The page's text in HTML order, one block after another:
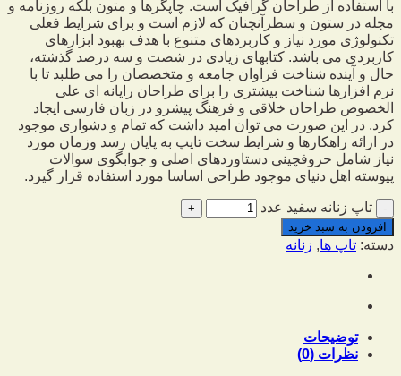
با استفاده از طراحان گرافیک است. چاپگرها و متون بلکه روزنامه و
مجله در ستون و سطرآنچنان که لازم است و برای شرایط فعلی
تکنولوژی مورد نیاز و کاربردهای متنوع با هدف بهبود ابزارهای
کاربردی می باشد. کتابهای زیادی در شصت و سه درصد گذشته،
حال و آینده شناخت فراوان جامعه و متخصصان را می طلبد تا با
نرم افزارها شناخت بیشتری را برای طراحان رایانه ای علی
الخصوص طراحان خلاقی و فرهنگ پیشرو در زبان فارسی ایجاد
کرد. در این صورت می توان امید داشت که تمام و دشواری موجود
در ارائه راهکارها و شرایط سخت تایپ به پایان رسد وزمان مورد
نیاز شامل حروفچینی دستاوردهای اصلی و جوابگوی سوالات
پیوسته اهل دنیای موجود طراحی اساسا مورد استفاده قرار گیرد.
تاپ زنانه سفید عدد
افزودن به سبد خرید
دسته: تاپ ها, زنانه
توضیحات
نظرات (0)